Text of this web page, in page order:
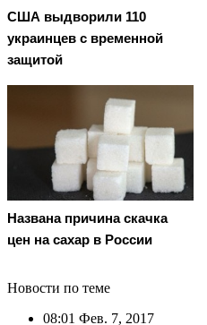
США выдворили 110
украинцев с временной
защитой
Названа причина скачка
цен на сахар в России
Новости по теме
08:01 Фев. 7, 2017